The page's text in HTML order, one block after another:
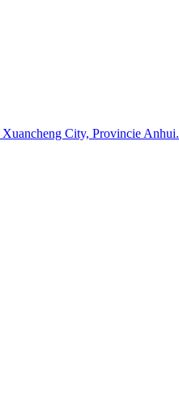
City, Provincie Anhui.